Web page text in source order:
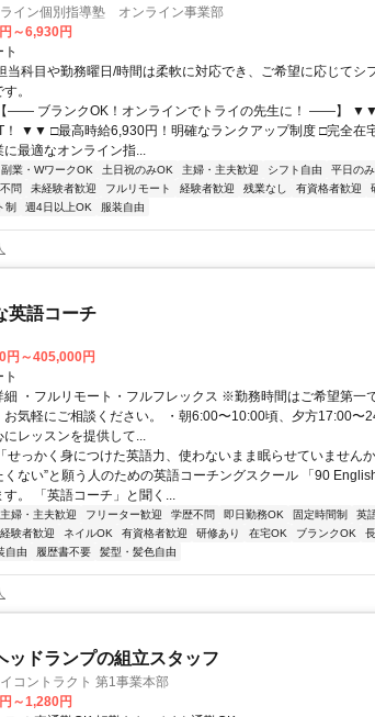
ライン個別指導塾 オンライン事業部
～6,930円
当科目や勤務曜日/時間は柔軟に対応でき、ご希望に応じてシ
。
―― ブランクOK！オンラインでトライの先生に！ ――】
！ ▼▼ □最高時給6,930円！明確なランクアップ制度 □完全在
に最適なオンライン指...
副業・WワークOK 土日祝のみOK 主婦・主夫歓迎 シフト自由
平日の
問 未経験者歓迎 フルリモート 経験者歓迎 残業なし 有資格者歓迎
制 週4日以上OK 服装自由
英語コーチ
円～405,000円
細 ・フルリモート・フルフレックス ※勤務時間はご希望第一
お気軽にご相談ください。 ・朝6:00〜10:00頃、夕方17:00〜
にレッスンを提供して...
せっかく身につけた英語力、使わないまま眠らせていませんか
くない”と願う人のための英語コーチングスクール 「90
す。 「英語コーチ」と聞く...
主婦・主夫歓迎 フリーター歓迎 学歴不問 即日勤務OK 固定時間制
英
経験者歓迎 ネイルOK 有資格者歓迎 研修あり 在宅OK ブランクOK
自由 履歴書不要 髪型・髪色自由
ッドランプの組立スタッフ
コントラクト 第1事業本部
～1,280円